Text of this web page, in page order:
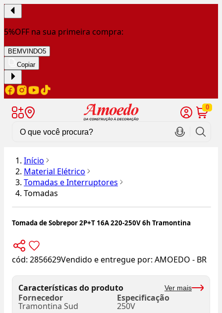
5%OFF na sua primeira compra:
BEMVINDO5
Copiar
0
Início
Material Elétrico
Tomadas e Interruptores
Tomadas
Tomada de Sobrepor 2P+T 16A 220-250V 6h Tramontina
cód: 2856629Vendido e entregue por: AMOEDO - BR
Características do produto Ver mais
Fornecedor
Tramontina Sud
Especificação
250V